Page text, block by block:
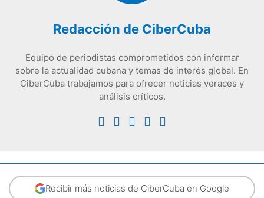
Redacción de CiberCuba
Equipo de periodistas comprometidos con informar
sobre la actualidad cubana y temas de interés global. En
CiberCuba trabajamos para ofrecer noticias veraces y
análisis críticos.
Recibir más noticias de CiberCuba en Google